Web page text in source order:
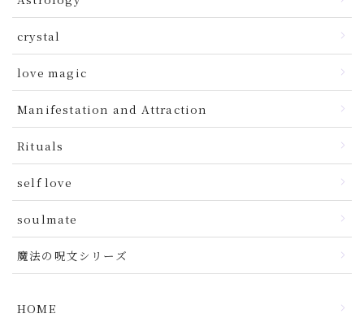
crystal
love magic
Manifestation and Attraction
Rituals
self love
soulmate
魔法の呪文シリーズ
HOME